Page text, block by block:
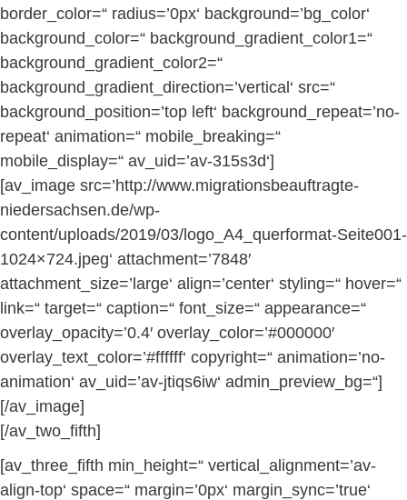
border_color=“ radius=’0px‘ background=’bg_color‘
background_color=“ background_gradient_color1=“
background_gradient_color2=“
background_gradient_direction=’vertical‘ src=“
background_position=’top left‘ background_repeat=’no-
repeat‘ animation=“ mobile_breaking=“
mobile_display=“ av_uid=’av-315s3d‘]
[av_image src=’http://www.migrationsbeauftragte-
niedersachsen.de/wp-
content/uploads/2019/03/logo_A4_querformat-Seite001-
1024×724.jpeg‘ attachment=’7848′
attachment_size=’large‘ align=’center‘ styling=“ hover=“
link=“ target=“ caption=“ font_size=“ appearance=“
overlay_opacity=’0.4′ overlay_color=’#000000′
overlay_text_color=’#ffffff‘ copyright=“ animation=’no-
animation‘ av_uid=’av-jtiqs6iw‘ admin_preview_bg=“]
[/av_image]
[/av_two_fifth]
[av_three_fifth min_height=“ vertical_alignment=’av-
align-top‘ space=“ margin=’0px‘ margin_sync=’true‘